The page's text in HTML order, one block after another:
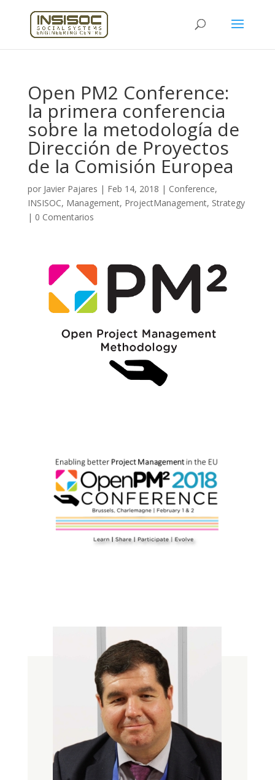
Open PM2 Conference:
la primera conferencia
sobre la metodología de
Dirección de Proyectos
de la Comisión Europea
por Javier Pajares | Feb 14, 2018 | Conference,
INSISOC, Management, ProjectManagement, Strategy
| 0 Comentarios